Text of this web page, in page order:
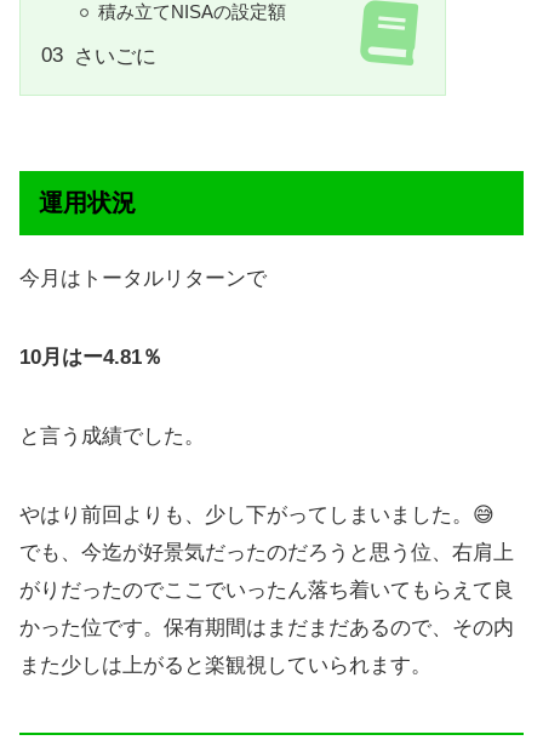
積み立てNISAの設定額
さいごに
運用状況
今月はトータルリターンで
10月はー4.81％
と言う成績でした。
やはり前回よりも、少し下がってしまいました。😅
でも、今迄が好景気だったのだろうと思う位、右肩上
がりだったのでここでいったん落ち着いてもらえて良
かった位です。保有期間はまだまだあるので、その内
また少しは上がると楽観視していられます。